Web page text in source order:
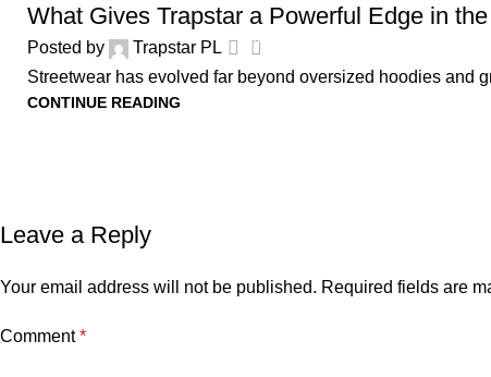
What Gives Trapstar a Powerful Edge in
Posted by Trapstar PL 0
Streetwear has evolved far beyond oversized hoodies and
CONTINUE READING
Leave a Reply
Your email address will not be published. Required fields are
Comment*